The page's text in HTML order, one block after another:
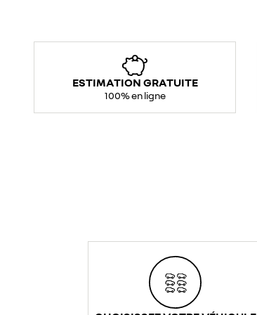
ESTIMATION GRATUITE
100% en ligne